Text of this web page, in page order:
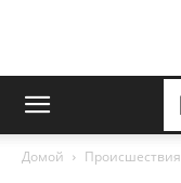
Домой Происшествия